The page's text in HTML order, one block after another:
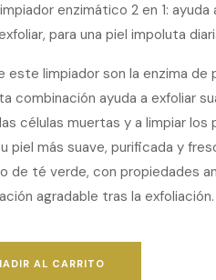
enzimático 2 en 1: ayuda
para una piel impoluta
limpiador son la enzima de
combinación ayuda a exfoliar
células muertas y a limpiar los
piel más suave, purificada y
de té verde, con propiedades
agradable tras la exfoliación.
AL CARRITO